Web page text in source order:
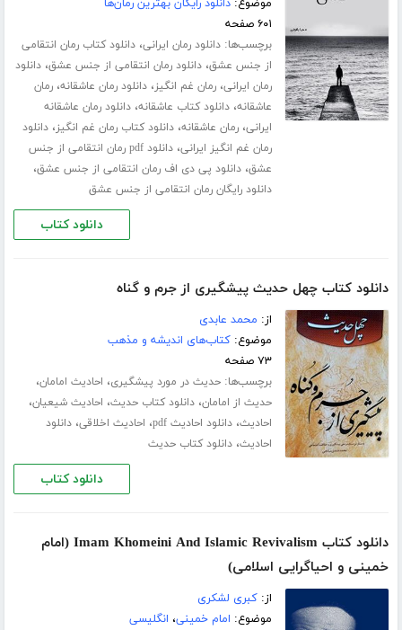
موضوع:دانلود رایگان بهترین رمان‌ها
۶۰۱ صفحه
برچسب‌ها:دانلود رمان ایرانی،دانلود کتاب رمان انتقامی
از جنس عشق،دانلود رمان انتقامی از جنس عشق،دانلود
رمان ایرانی،رمان غم انگیز،دانلود رمان عاشقانه،رمان
عاشقانه،دانلود کتاب عاشقانه،دانلود رمان عاشقانه
ایرانی،رمان عاشقانه،دانلود کتاب رمان غم انگیز،دانلود
رمان غم انگیز ایرانی،
دانلود pdf رمان انتقامی از جنس
عشق،دانلود پی دی اف رمان انتقامی از جنس عشق،
دانلود رایگان رمان انتقامی از جنس عشق
دانلود کتاب
دانلود کتاب چهل حدیث پیشگیری از جرم و گناه
از: محمد عابدی
موضوع:کتاب‌های اندیشه و مذهب
۷۳ صفحه
برچسب‌ها:حدیث در مورد پیشگیری، احادیث امامان،
حدیث از امامان،دانلود کتاب حدیث، احادیث شیعیان،
احادیث،دانلود احادیث pdf ، احادیث اخلاقی،دانلود
احادیث،دانلود کتاب حدیث
دانلود کتاب
دانلود کتاب Imam Khomeini And Islamic Revivalism (امام
خمینی و احیاگرایی اسلامی)
از:کبری لشکری
موضوع: امام خمینی، انگلیسی